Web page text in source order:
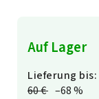
60 € –68 %
Auf Lager
Lieferung bis: